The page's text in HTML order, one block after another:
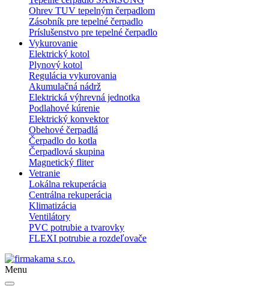
Ohrev TUV tepelným čerpadlom
Zásobník pre tepelné čerpadlo
Príslušenstvo pre tepelné čerpadlo
Vykurovanie
Elektrický kotol
Plynový kotol
Regulácia vykurovania
Akumulačná nádrž
Elektrická výhrevná jednotka
Podlahové kúrenie
Elektrický konvektor
Obehové čerpadlá
Čerpadlo do kotla
Čerpadlová skupina
Magnetický fliter
Vetranie
Lokálna rekuperácia
Centrálna rekuperácia
Klimatizácia
Ventilátory
PVC potrubie a tvarovky
FLEXI potrubie a rozdeľovače
Menu